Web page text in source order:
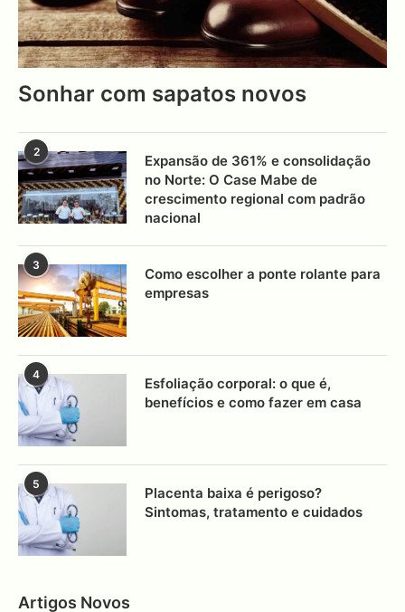
Sonhar com sapatos novos
2
Expansão de 361% e consolidação
no Norte: O Case Mabe de
crescimento regional com padrão
nacional
3
Como escolher a ponte rolante para
empresas
4
Esfoliação corporal: o que é,
benefícios e como fazer em casa
5
Placenta baixa é perigoso?
Sintomas, tratamento e cuidados
Artigos Novos